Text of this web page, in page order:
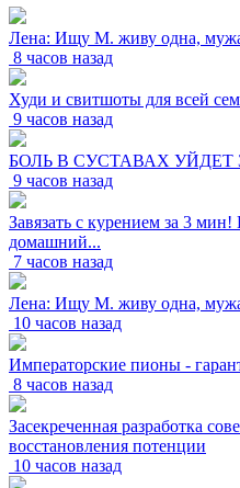
Лена: Ищу М. живу одна, мужа
8 часов назад
Худи и свитшоты для всей
9 часов назад
БОЛЬ В СУСТАВАХ УЙДЕТ
9 часов назад
Завязать с курением за 3
домашний...
7 часов назад
Лена: Ищу М. живу одна, мужа
10 часов назад
Императорские пионы -
8 часов назад
Засекреченная разработка
восстановления потенции
10 часов назад